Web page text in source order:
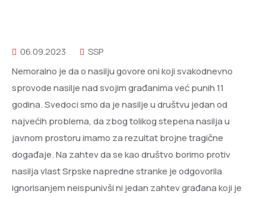
06.09.2023
SSP
Nemoralno je da o nasilju govore oni koji svakodnevno
sprovode nasilje nad svojim građanima već punih 11
godina. Svedoci smo da je nasilje u društvu jedan od
najvećih problema, da zbog tolikog stepena nasilja u
javnom prostoru imamo za rezultat brojne tragične
događaje. Na zahtev da se kao društvo borimo protiv
nasilja vlast Srpske napredne stranke je odgovorila
ignorisanjem neispunivši ni jedan zahtev građana koji je